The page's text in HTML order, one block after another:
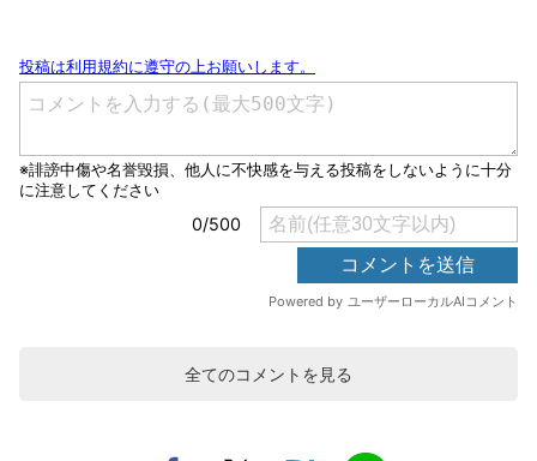
全てのコメントを見る